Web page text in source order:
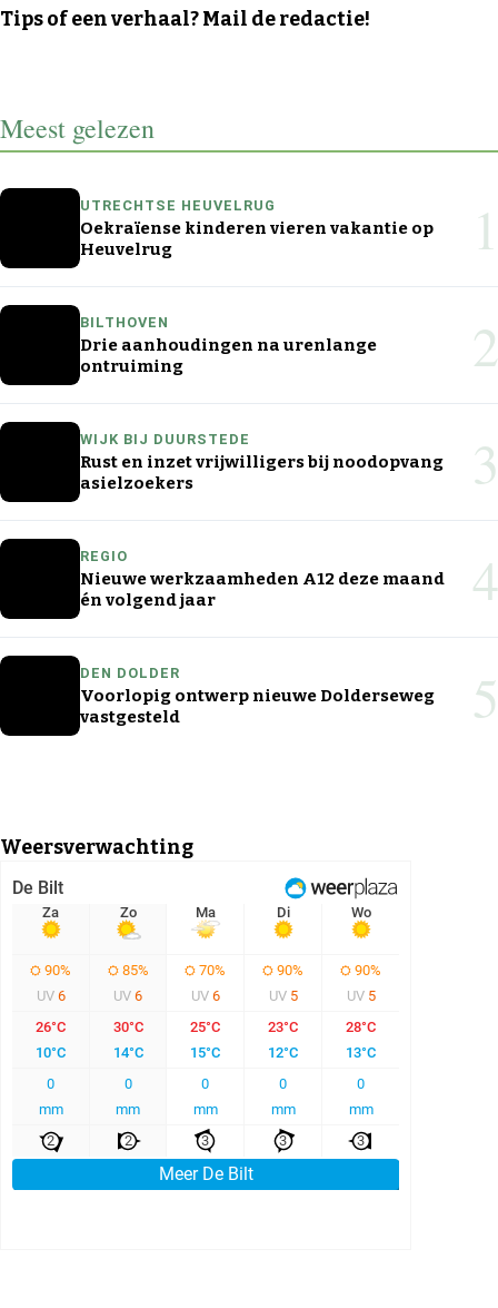
Tips of een verhaal? Mail de redactie!
Meest gelezen
UTRECHTSE HEUVELRUG
Oekraïense kinderen vieren vakantie op
Heuvelrug
1
BILTHOVEN
Drie aanhoudingen na urenlange
ontruiming
2
WIJK BIJ DUURSTEDE
Rust en inzet vrijwilligers bij noodopvang
asielzoekers
3
REGIO
Nieuwe werkzaamheden A12 deze maand
én volgend jaar
4
DEN DOLDER
Voorlopig ontwerp nieuwe Dolderseweg
vastgesteld
5
Weersverwachting